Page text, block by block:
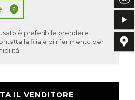
è preferibile prendere
la filiale di riferimento per
IL VENDITORE